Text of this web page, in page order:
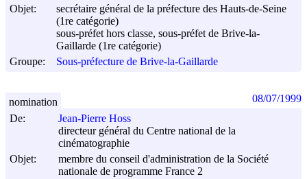
Objet:
secrétaire général de la préfecture des Hauts-de-Seine
(1re catégorie)
sous-préfet hors classe, sous-préfet de Brive-la-
Gaillarde (1re catégorie)
Groupe:
Sous-préfecture de Brive-la-Gaillarde
De:
Jean-Pierre Hoss
directeur général du Centre national de la
cinématographie
Objet:
membre du conseil d'administration de la Société
nationale de programme France 2
nomination 08/07/1999